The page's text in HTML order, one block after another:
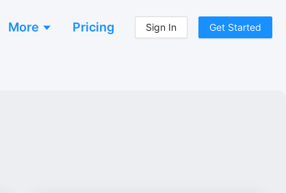
More Pricing Sign In Get Started